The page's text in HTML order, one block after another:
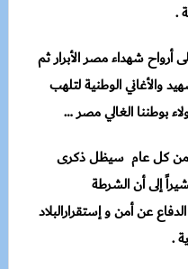
.
أرواح شهداء مصر الأبرار ثم
والأغاني الوطنية لتلهب
بوطننا الغالي مصر …
أن يوم 25 يناير من كل عام سيظل ذكرى
إلى أن الشرطة
عن أمن و إستقرارالبلاد
.